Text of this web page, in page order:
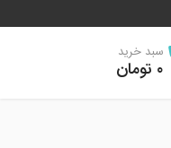
سبد خرید
۰ تومان